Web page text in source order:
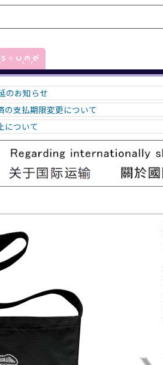
のお知らせ
の支払期限変更について
について